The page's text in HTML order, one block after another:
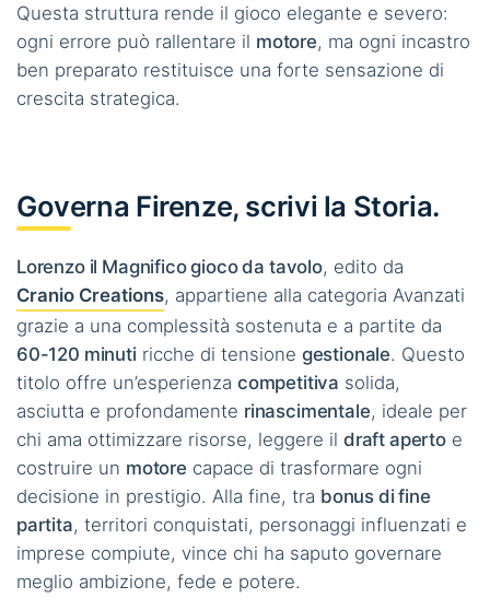
Questa struttura rende il gioco elegante e severo:
ogni errore può rallentare il motore, ma ogni incastro
ben preparato restituisce una forte sensazione di
crescita strategica.
Governa Firenze, scrivi la Storia.
Lorenzo il Magnifico gioco da tavolo, edito da
Cranio Creations, appartiene alla categoria Avanzati
grazie a una complessità sostenuta e a partite da
60-120 minuti ricche di tensione gestionale. Questo
titolo offre un’esperienza competitiva solida,
asciutta e profondamente rinascimentale, ideale per
chi ama ottimizzare risorse, leggere il draft apertoe
costruire un motore capace di trasformare ogni
decisione in prestigio. Alla fine, tra bonus di fine
partita, territori conquistati, personaggi influenzati e
imprese compiute, vince chi ha saputo governare
meglio ambizione, fede e potere.